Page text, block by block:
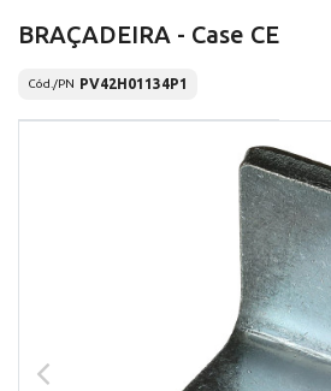
BRAÇADEIRA - Case CE
Cód./PN PV42H01134P1